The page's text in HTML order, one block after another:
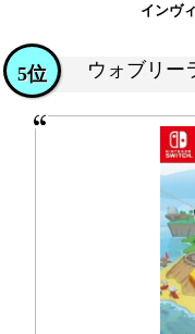
インヴ
ウォブリー
5位